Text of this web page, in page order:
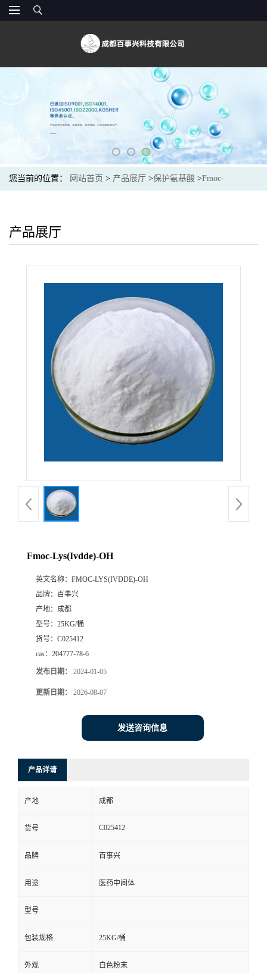
您当前的位置： 网站首页 > 产品展厅 >保护氨基酸 >Fmoc-
产品展厅
Fmoc-Lys(Ivdde)-OH
英文名称： FMOC-LYS(IVDDE)-OH
品牌：
百事兴
产地： 成都
型号： 25KG/桶
货号： C025412
cas： 204777-78-6
发布日期： 2024-01-05
更新日期： 2026-08-07
发送咨询信息
产品详请
产地 成都
货号 C025412
品牌 百事兴
用途 医药中间体
型号
包装规格 25KG/桶
外观 白色粉末